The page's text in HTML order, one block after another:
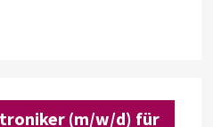
(m/w/d) für